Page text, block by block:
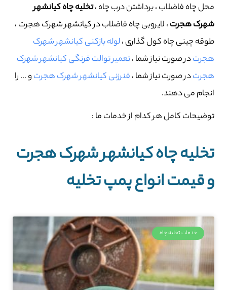
محل چاه فاضلاب ، برداشتن درب چاه ،تخلیه چاه کیانشهر
شهرک هجرت، لایروبی چاه فاضلاب در کیانشهر شهرک هجرت ،
طوقه چینی چاه کول گذاری ،لوله بازکنی کیانشهر شهرک
هجرتدر صورت نیاز شما ،تعمیر توالت فرنگی کیانشهر شهرک
هجرتدر صورت نیاز شما ،فنرزنی کیانشهر شهرک هجرتو … را
انجام می دهند.
توضیحات کامل هر کدام از خدمات ما :
تخلیه چاه کیانشهر شهرک هجرت
و قیمت انواع پمپ تخلیه
خدمات تخلیه چاه